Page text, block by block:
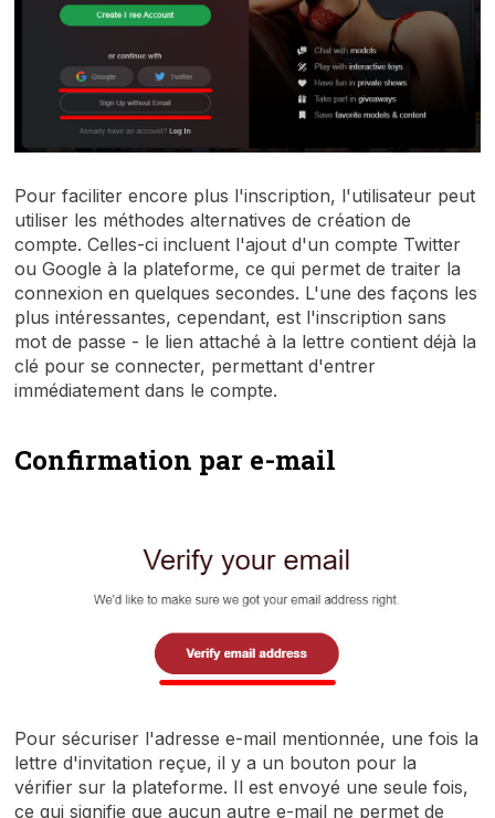
Pour faciliter encore plus l'inscription, l'utilisateur peut
utiliser les méthodes alternatives de création de
compte. Celles-ci incluent l'ajout d'un compte Twitter
ou Google à la plateforme, ce qui permet de traiter la
connexion en quelques secondes. L'une des façons les
plus intéressantes, cependant, est l'inscription sans
mot de passe - le lien attaché à la lettre contient déjà la
clé pour se connecter, permettant d'entrer
immédiatement dans le compte.
Confirmation par e-mail
Pour sécuriser l'adresse e-mail mentionnée, une fois la
lettre d'invitation reçue, il y a un bouton pour la
vérifier sur la plateforme. Il est envoyé une seule fois,
ce qui signifie que aucun autre e-mail ne permet de